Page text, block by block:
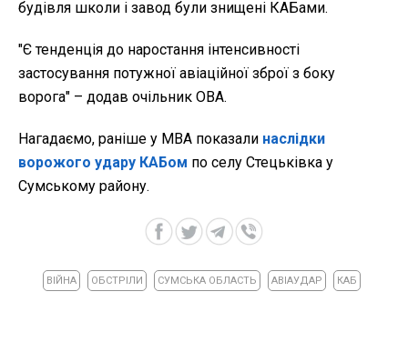
будівля школи і завод були знищені КАБами.
"Є тенденція до наростання інтенсивності
застосування потужної авіаційної зброї з боку
ворога" – додав очільник ОВА.
Нагадаємо, раніше у МВА показали наслідки
ворожого удару КАБом по селу Стецьківка у
Сумському району.
ВІЙНА ОБСТРІЛИ СУМСЬКА ОБЛАСТЬ АВІАУДАР КАБ